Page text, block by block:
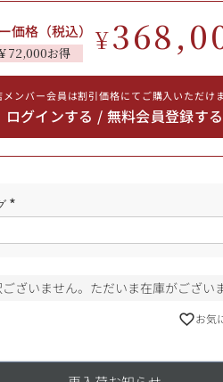
ワイン
価格（税込）
72,000お得 ¥
メンバー会員は割引価格にてご購入いただけま
ログインする / 無料会員登録する
(
須
ざいません。ただいま在庫がござい
お気